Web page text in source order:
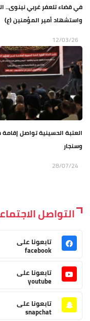
في قضاء تلعفر غربي نينوى..
واستشهاد أمير المؤمنين (ع)
12/03/26
العتبة الحسينية تواصل
وسنجار
28/07/24
التواصل
تابعونا على
facebook
تابعونا على
youtube
تابعونا على
snapchat